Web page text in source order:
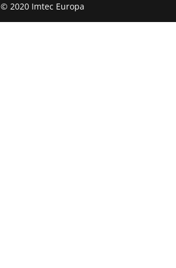
© 2020 Imtec Europa